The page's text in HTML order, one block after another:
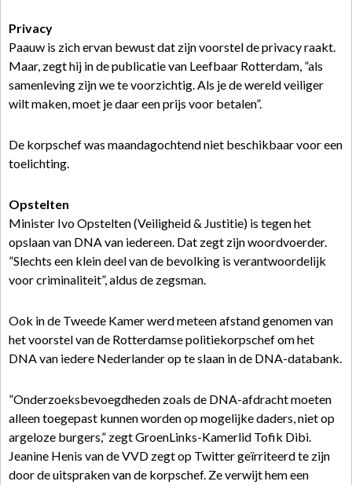
Privacy
Paauw is zich ervan bewust dat zijn voorstel de privacy raakt.
Maar, zegt hij in de publicatie van Leefbaar Rotterdam, ”als
samenleving zijn we te voorzichtig. Als je de wereld veiliger
wilt maken, moet je daar een prijs voor betalen”.
De korpschef was maandagochtend niet beschikbaar voor een
toelichting.
Opstelten
Minister Ivo Opstelten (Veiligheid & Justitie) is tegen het
opslaan van DNA van iedereen. Dat zegt zijn woordvoerder.
”Slechts een klein deel van de bevolking is verantwoordelijk
voor criminaliteit”, aldus de zegsman.
Ook in de Tweede Kamer werd meteen afstand genomen van
het voorstel van de Rotterdamse politiekorpschef om het
DNA van iedere Nederlander op te slaan in de DNA-databank.
”Onderzoeksbevoegdheden zoals de DNA-afdracht moeten
alleen toegepast kunnen worden op mogelijke daders, niet op
argeloze burgers,” zegt GroenLinks-Kamerlid Tofik Dibi.
Jeanine Henis van de VVD zegt op Twitter geïrriteerd te zijn
door de uitspraken van de korpschef. Ze verwijt hem een